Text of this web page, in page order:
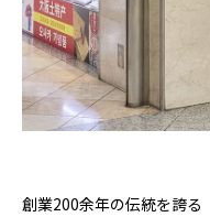
創業200余年の伝統を誇る